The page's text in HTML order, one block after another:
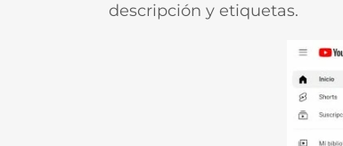
descripción y etiquetas.